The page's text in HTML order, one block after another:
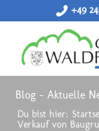
+49
Blog - Aktuelle
Du bist hier:
Verkauf von